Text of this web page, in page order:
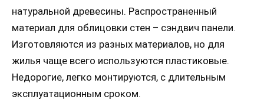
натуральной древесины. Распространенный
материал для облицовки стен – сэндвич панели.
Изготовляются из разных материалов, но для
жилья чаще всего используются пластиковые.
Недорогие, легко монтируются, с длительным
эксплуатационным сроком.